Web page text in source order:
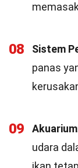
08 Sistem
panas
09 Akuarium
udara